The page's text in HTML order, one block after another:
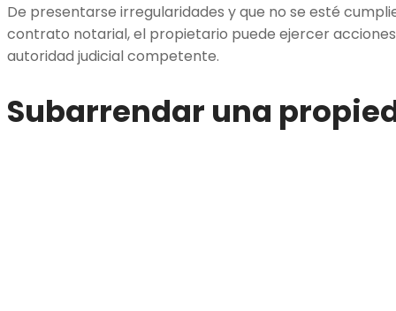
De presentarse irregularidades y que no se esté
contrato notarial, el propietario puede ejercer
autoridad judicial competente.
Subarrendar una